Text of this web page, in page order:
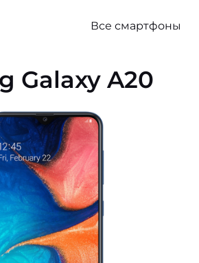
Все смартфоны
Galaxy A20